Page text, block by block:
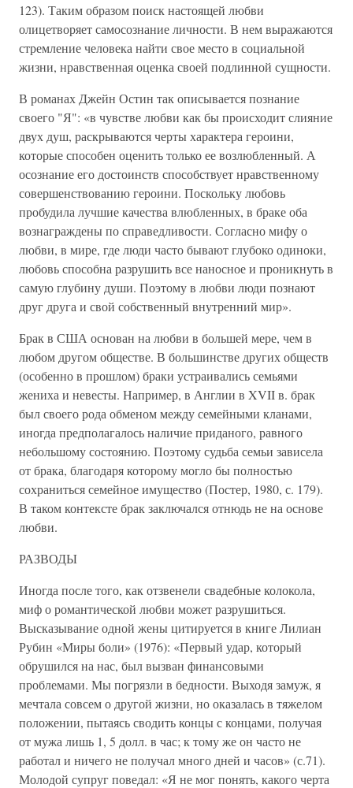
123). Таким образом поиск настоящей любви
олицетворяет самосознание личности. В нем выражаются
стремление человека найти свое место в социальной
жизни, нравственная оценка своей подлинной сущности.
В романах Джейн Остин так описывается познание
своего "Я": «в чувстве любви как бы происходит слияние
двух душ, раскрываются черты характера героини,
которые способен оценить только ее возлюбленный. А
осознание его достоинств способствует нравственному
совершенствованию героини. Поскольку любовь
пробудила лучшие качества влюбленных, в браке оба
вознаграждены по справедливости. Согласно мифу о
любви, в мире, где люди часто бывают глубоко одиноки,
любовь способна разрушить все наносное и проникнуть в
самую глубину души. Поэтому в любви люди познают
друг друга и свой собственный внутренний мир».
Брак в США основан на любви в большей мере, чем в
любом другом обществе. В большинстве других обществ
(особенно в прошлом) браки устраивались семьями
жениха и невесты. Например, в Англии в XVII в. брак
был своего рода обменом между семейными кланами,
иногда предполагалось наличие приданого, равного
небольшому состоянию. Поэтому судьба семьи зависела
от брака, благодаря которому могло бы полностью
сохраниться семейное имущество (Постер, 1980, с. 179).
В таком контексте брак заключался отнюдь не на основе
любви.
РАЗВОДЫ
Иногда после того, как отзвенели свадебные колокола,
миф о романтической любви может разрушиться.
Высказывание одной жены цитируется в книге Лилиан
Рубин «Миры боли» (1976): «Первый удар, который
обрушился на нас, был вызван финансовыми
проблемами. Мы погрязли в бедности. Выходя замуж, я
мечтала совсем о другой жизни, но оказалась в тяжелом
положении, пытаясь сводить концы с концами, получая
от мужа лишь 1, 5 долл. в час; к тому же он часто не
работал и ничего не получал много дней и часов» (с.71).
Молодой супруг поведал: «Я не мог понять, какого черта